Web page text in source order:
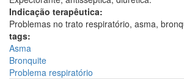
Indicação terapêutica:
Problemas no trato respiratório, asma,
tags:
Asma
Bronquite
Problema respiratório